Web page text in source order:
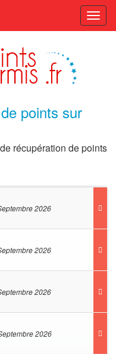
points sur
récupération de points
2026
2026
2026
2026